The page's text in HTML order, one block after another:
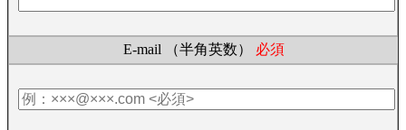
E-mail （半角英数） 必須